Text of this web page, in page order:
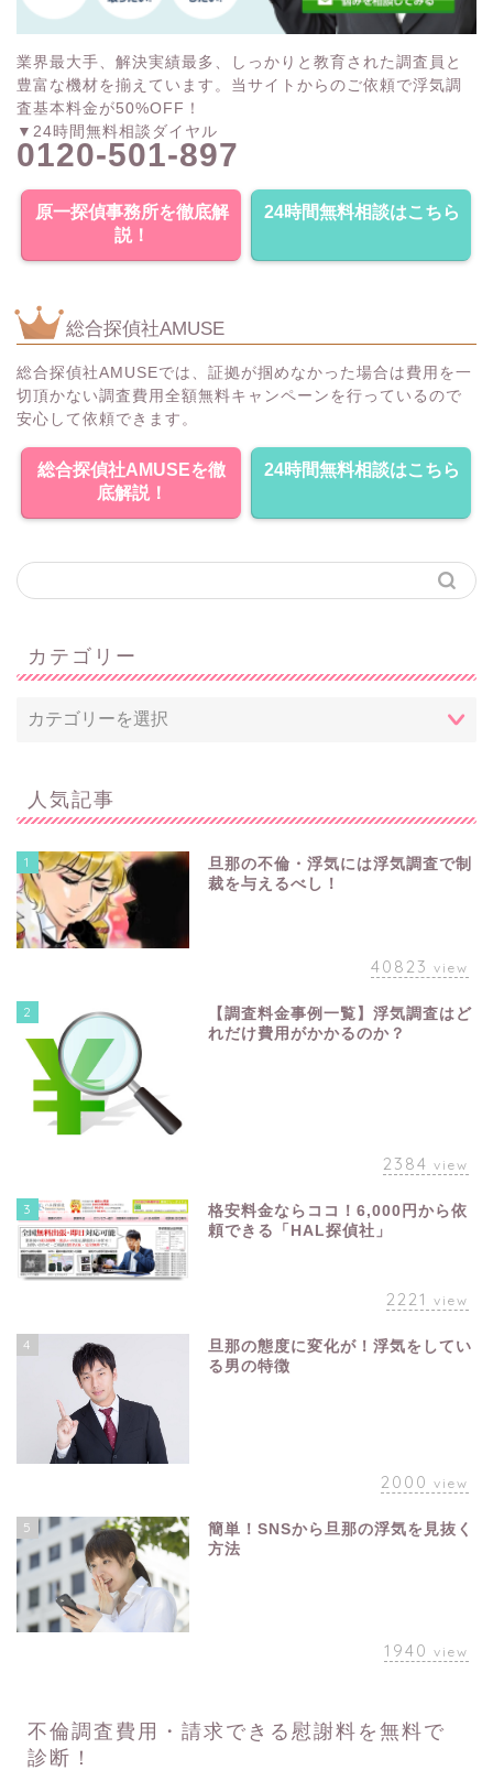
業界最大手、解決実績最多、しっかりと教育された調査員と
豊富な機材を揃えています。当サイトからのご依頼で浮気調
査基本料金が50%OFF！
▼24時間無料相談ダイヤル
0120-501-897
原一探偵事務所を徹底解
説！
24時間無料相談はこちら
総合探偵社AMUSE
総合探偵社AMUSEでは、証拠が掴めなかった場合は費用を一
切頂かない調査費用全額無料キャンペーンを行っているので
安心して依頼できます。
総合探偵社AMUSEを徹
底解説！
24時間無料相談はこちら
カテゴリー
人気記事
1
旦那の不倫・浮気には浮気調査で制
裁を与えるべし！
40823 view
2
【調査料金事例一覧】浮気調査はど
れだけ費用がかかるのか？
2384 view
3
格安料金ならココ！6,000円から依
頼できる「HAL探偵社」
2221 view
4
旦那の態度に変化が！浮気をしてい
る男の特徴
2000 view
5
簡単！SNSから旦那の浮気を見抜く
方法
1940 view
不倫調査費用・請求できる慰謝料を無料で
診断！